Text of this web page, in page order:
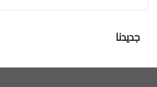
جديدنا